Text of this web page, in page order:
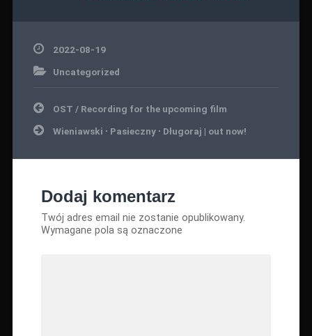
2022-08-19
Uncategorized
Nawigacja
OST / Recording for the upcoming film
Wieniawski ∙ Pasieczny ∙ Długoraj | out now!
Dodaj komentarz
Twój adres email nie zostanie opublikowany.
Wymagane pola są oznaczone